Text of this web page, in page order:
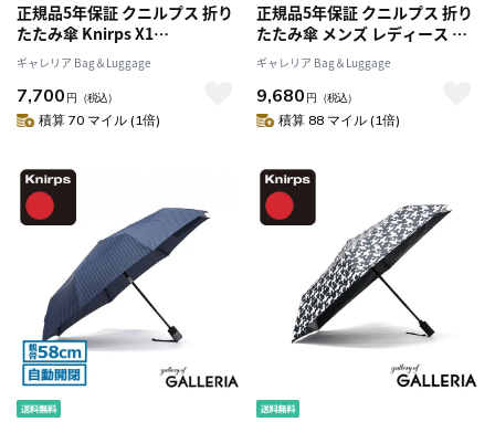
正規品5年保証 クニルプス 折り
たたみ傘 Knirps X1
Knirps×NUNO 傘 雨傘 折りた
たみ 折り畳み傘 コンパクト ケ
ース付き 52cm 手動 メンズ レ
ディース KNXL811
ギャレリア Bag＆Luggage
7,700 円 （税込）
積算 70 マイル (1倍)
正規品5年保証 クニルプス 折り
たたみ傘 メンズ レディース 自
動開閉 大きい ケース Knirps 折
り畳み傘 雨傘 傘 自動 折り畳み
ワンタッチ 8本骨 ビジネス ケー
ス付き 男性 耐久性 T.320
ギャレリア Bag＆Luggage
9,680 円 （税込）
積算 88 マイル (1倍)